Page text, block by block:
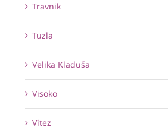
Travnik
Tuzla
Velika Kladuša
Visoko
Vitez